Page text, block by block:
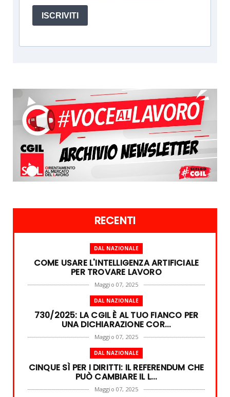
ISCRIVITI
RECENTI
DAL NAZIONALE
COME USARE L'INTELLIGENZA ARTIFICIALE
PER TROVARE LAVORO
Maggio 07, 2025
DAL NAZIONALE
730/2025: LA CGIL È AL TUO FIANCO PER
UNA DICHIARAZIONE COR...
Maggio 07, 2025
DAL NAZIONALE
CINQUE SÌ PER I DIRITTI: IL REFERENDUM CHE
PUÒ CAMBIARE IL L...
Maggio 07, 2025